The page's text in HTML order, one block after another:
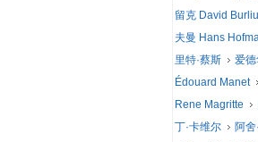
留克 David
夫曼 Hans
里特·蔡斯
爱德
Édouard Manet
Rene Magritte
丁·卡维尔
阿舍